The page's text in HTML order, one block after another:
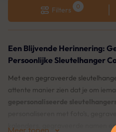
Filters
Een Blijvende Herinnering:
Persoonlijke Sleutelhanger
Met een gegraveerde
attente manier zien dat je om
gepersonaliseerde sleutelhangers
kalenders, gegraveerde namen